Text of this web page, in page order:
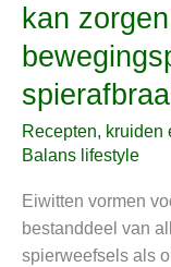
kan
Recepten, kruiden
Balans lifestyle
Eiwitten vormen
bestanddeel van
spierweefsels als
verstoring
kan
zorgen
voor
spierafbraak
en
triggerpointpijn